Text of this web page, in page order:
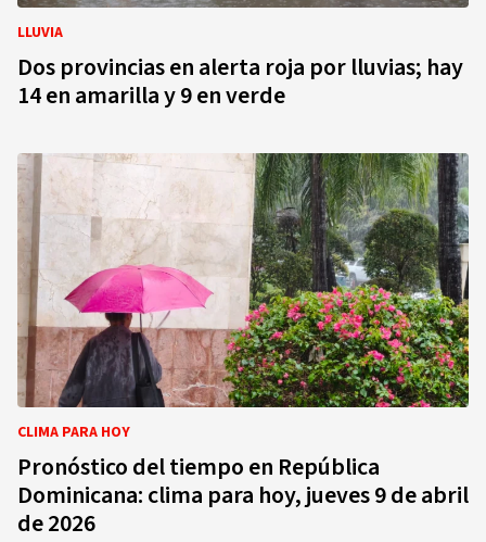
LLUVIA
Dos provincias en alerta roja por lluvias; hay
14 en amarilla y 9 en verde
CLIMA PARA HOY
Pronóstico del tiempo en República
Dominicana: clima para hoy, jueves 9 de abril
de 2026